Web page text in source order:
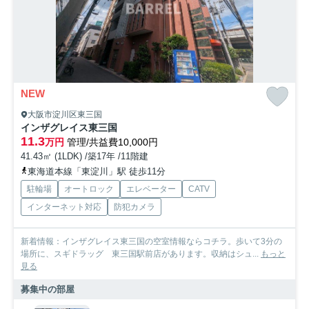
NEW
大阪市淀川区東三国
インザグレイス東三国
11.3万円 管理/共益費10,000円
41.43㎡ (1LDK) /築17年 /11階建
東海道本線「東淀川」駅 徒歩11分
駐輪場 オートロック エレベーター
CATV
インターネット対応
防犯カメラ
新着情報：インザグレイス東三国の空室情報ならコチラ。歩いて3分の
場所に、スギドラッグ 東三国駅前店があります。収納はシュ... もっと
見る
募集中の部屋